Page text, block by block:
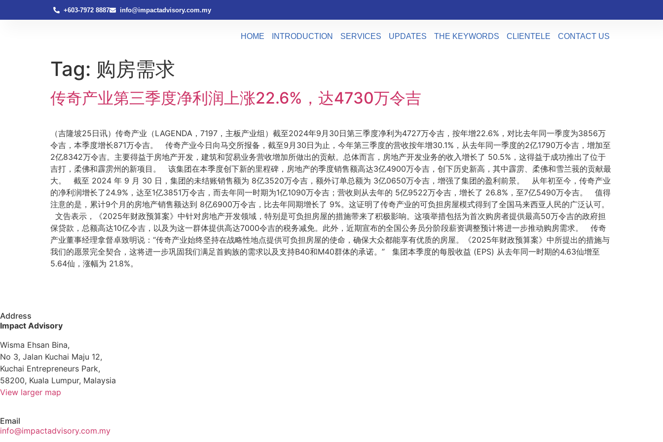
+603-7972 8887 info@impactadvisory.com.my
HOME INTRODUCTION SERVICES UPDATES THE KEYWORDS CLIENTELE CONTACT US
Tag: 购房需求
传奇产业第三季度净利润上涨22.6%，达4730万令吉
（吉隆坡25日讯）传奇产业（LAGENDA，7197，主板产业组）截至2024年9月30日第三季度净利为4727万令吉，按年增22.6%，对比去年同一季度为3856万
令吉，本季度增长871万令吉。 传奇产业今日向马交所报备，截至9月30日为止，今年第三季度的营收按年增30.1%，从去年同一季度的2亿1790万令吉，增加至
2亿8342万令吉。主要得益于房地产开发，建筑和贸易业务营收增加所做出的贡献。总体而言，房地产开发业务的收入增长了 50.5%，这得益于成功推出了位于
吉打，柔佛和霹雳州的新项目。 该集团在本季度创下新的里程碑，房地产的季度销售额高达3亿4900万令吉，创下历史新高，其中霹雳、柔佛和雪兰莪的贡献最
大。 截至 2024 年 9 月 30 日，集团的未结账销售额为 8亿3520万令吉，额外订单总额为 3亿0650万令吉，增强了集团的盈利前景。 从年初至今，传奇产业
的净利润增长了24.9%，达至1亿3851万令吉，而去年同一时期为1亿1090万令吉；营收则从去年的 5亿9522万令吉，增长了 26.8%，至7亿5490万令吉。 值得
注意的是，累计9个月的房地产销售额达到 8亿6900万令吉，比去年同期增长了 9%。这证明了传奇产业的可负担房屋模式得到了全国马来西亚人民的广泛认可。
文告表示，《2025年财政预算案》中针对房地产开发领域，特别是可负担房屋的措施带来了积极影响。这项举措包括为首次购房者提供最高50万令吉的政府担
保贷款，总额高达10亿令吉，以及为这一群体提供高达7000令吉的税务减免。此外，近期宣布的全国公务员分阶段薪资调整预计将进一步推动购房需求。 传奇
产业董事经理拿督卓致明说：“传奇产业始终坚持在战略性地点提供可负担房屋的使命，确保大众都能享有优质的房屋。《2025年财政预算案》中所提出的措施与
我们的愿景完全契合，这将进一步巩固我们满足首购族的需求以及支持B40和M40群体的承诺。” 集团本季度的每股收益 (EPS) 从去年同一时期的4.63仙增至
5.64仙，涨幅为 21.8%。
Address
Impact Advisory
Wisma Ehsan Bina,
No 3, Jalan Kuchai Maju 12,
Kuchai Entrepreneurs Park,
58200, Kuala Lumpur, Malaysia
View larger map
Email
info@impactadvisory.com.my